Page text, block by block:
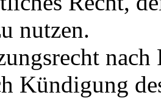
nutzen.
Kündigung